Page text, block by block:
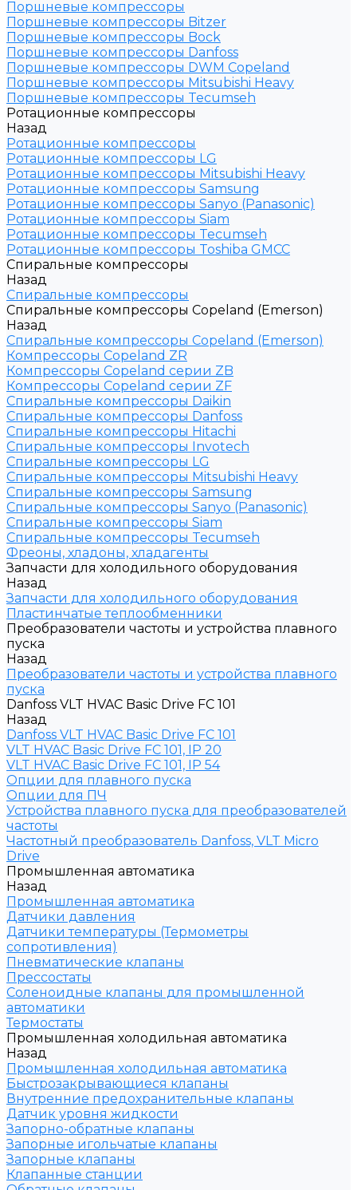
Поршневые компрессоры
Поршневые компрессоры Bitzer
Поршневые компрессоры Bock
Поршневые компрессоры Danfoss
Поршневые компрессоры DWM Copeland
Поршневые компрессоры Mitsubishi Heavy
Поршневые компрессоры Tecumseh
Ротационные компрессоры
Назад
Ротационные компрессоры
Ротационные компрессоры LG
Ротационные компрессоры Mitsubishi Heavy
Ротационные компрессоры Samsung
Ротационные компрессоры Sanyo (Panasonic)
Ротационные компрессоры Siam
Ротационные компрессоры Tecumseh
Ротационные компрессоры Toshiba GMCC
Спиральные компрессоры
Назад
Спиральные компрессоры
Спиральные компрессоры Copeland (Emerson)
Назад
Спиральные компрессоры Copeland (Emerson)
Компрессоры Copeland ZR
Компрессоры Copeland серии ZB
Компрессоры Copeland серии ZF
Спиральные компрессоры Daikin
Спиральные компрессоры Danfoss
Спиральные компрессоры Hitachi
Спиральные компрессоры Invotech
Спиральные компрессоры LG
Спиральные компрессоры Mitsubishi Heavy
Спиральные компрессоры Samsung
Спиральные компрессоры Sanyo (Panasonic)
Спиральные компрессоры Siam
Спиральные компрессоры Tecumseh
Фреоны, хладоны, хладагенты
Запчасти для холодильного оборудования
Назад
Запчасти для холодильного оборудования
Пластинчатые теплообменники
Преобразователи частоты и устройства плавного
пуска
Назад
Преобразователи частоты и устройства плавного
пуска
Danfoss VLT HVAC Basic Drive FC 101
Назад
Danfoss VLT HVAC Basic Drive FC 101
VLT HVAC Basic Drive FC 101, IP 20
VLT HVAC Basic Drive FC 101, IP 54
Опции для плавного пуска
Опции для ПЧ
Устройства плавного пуска для преобразователей
частоты
Частотный преобразователь Danfoss, VLT Micro
Drive
Промышленная автоматика
Назад
Промышленная автоматика
Датчики давления
Датчики температуры (Термометры
сопротивления)
Пневматические клапаны
Прессостаты
Соленоидные клапаны для промышленной
автоматики
Термостаты
Промышленная холодильная автоматика
Назад
Промышленная холодильная автоматика
Быстрозакрывающиеся клапаны
Внутренние предохранительные клапаны
Датчик уровня жидкости
Запорно-обратные клапаны
Запорные игольчатые клапаны
Запорные клапаны
Клапанные станции